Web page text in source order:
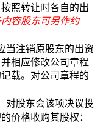
照转让时各自的出
内容股东可另作约
当注销原股东的出资
相应修改公司章程
载。对公司章程的
对股东会该项决议投
价格收购其股权：